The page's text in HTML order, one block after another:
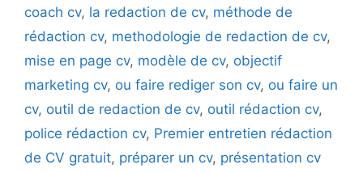
coach cv, la redaction de cv, méthode de
rédaction cv, methodologie de redaction de cv,
mise en page cv, modèle de cv, objectif
marketing cv, ou faire rediger son cv, ou faire un
cv, outil de redaction de cv, outil rédaction cv,
police rédaction cv, Premier entretien rédaction
de CV gratuit, préparer un cv, présentation cv